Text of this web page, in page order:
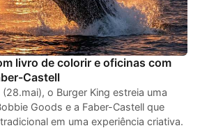
livro de colorir e oficinas com
Castell
o Burger King estreia uma
Goods e a Faber-Castell que
em uma experiência criativa.